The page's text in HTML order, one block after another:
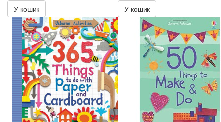
У кошик
У кошик